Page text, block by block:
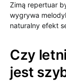
Zimą repertuar
wygrywa
naturalny efekt
Czy
jest